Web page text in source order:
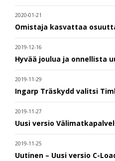
2020-01-21
Omistaja kasvattaa
2019-12-16
Hyvää joulua ja onnellista
2019-11-29
Ingarp Träskydd valitsi
2019-11-27
Uusi versio
2019-11-25
Uutinen – Uusi versio C-